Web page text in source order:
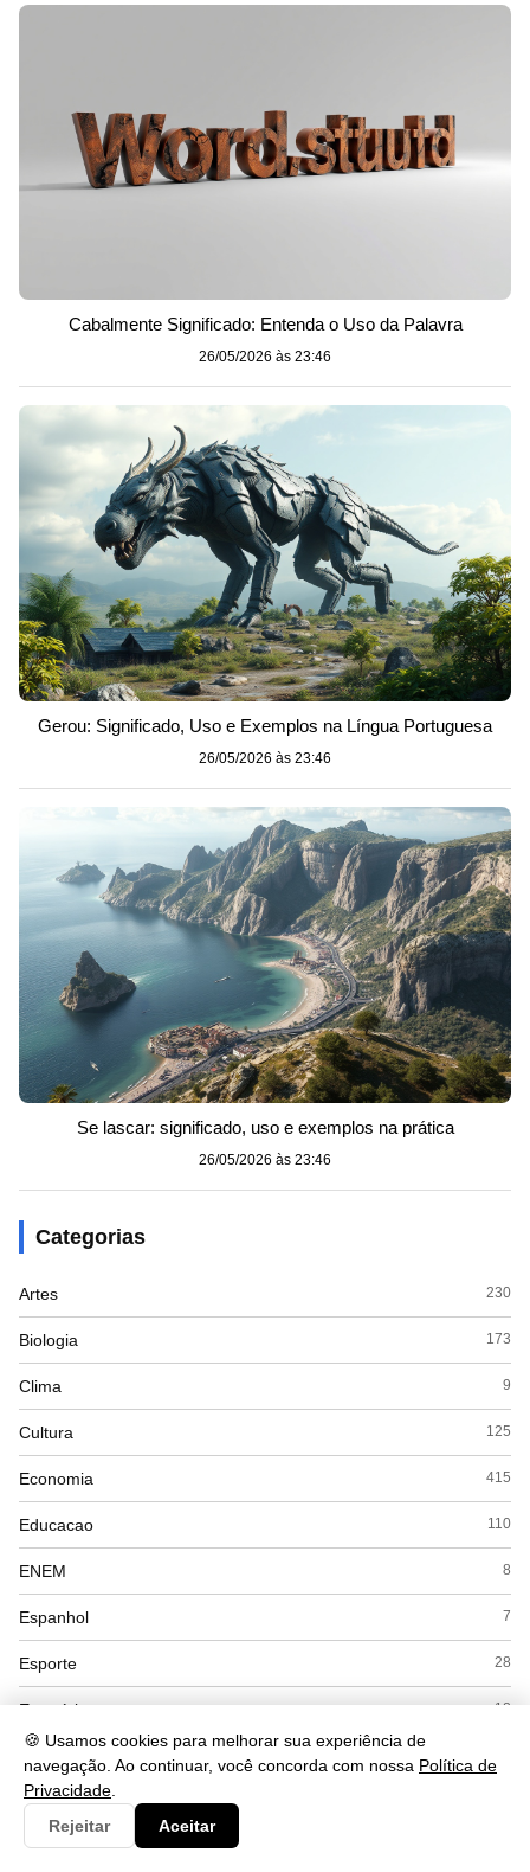
🍪 Usamos cookies para melhorar sua experiência de
navegação. Ao continuar, você concorda com nossa Política de
Privacidade
Rejeitar
Aceitar
Cabalmente Significado: Entenda o Uso da Palavra
26/05/2026 às 23:46
Gerou: Significado, Uso e Exemplos na Língua Portuguesa
26/05/2026 às 23:46
Se lascar: significado, uso e exemplos na prática
26/05/2026 às 23:46
Categorias
Artes 230
Biologia 173
Clima 9
Cultura 125
Economia 415
Educacao 110
ENEM 8
Espanhol 7
Esporte 28
Exercícios 18
Física
Geografia